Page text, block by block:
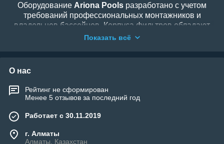
Оборудование Ariona Pools разработано с учетом
требований профессиональных монтажников и
владельцев бассейнов. Корпуса фильтров обладают
повышенной устойчивостью к давлению и химическим
промывки, а продуманная система дренажа упрощает
зимнюю консервацию. Благодаря
высококачественным сепараторам (коллекторам),
воды, исключая каналообразование в песке и
Показать всё
О нас
Рейтинг не сформирован
Менее 5 отзывов за последний год
Работает с 30.11.2019
г. Алматы
Алматы, Казахстан